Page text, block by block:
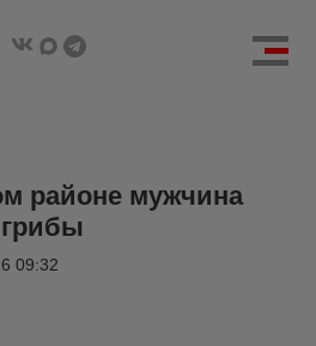
районе мужчина
09:32